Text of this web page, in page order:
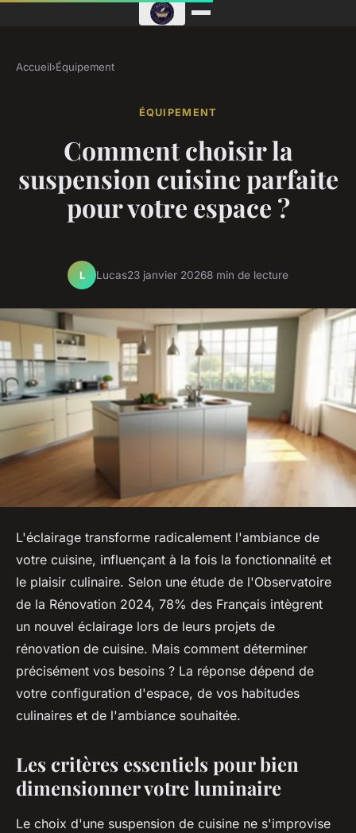
Accueil›Équipement
ÉQUIPEMENT
Comment choisir la
suspension cuisine parfaite
pour votre espace ?
L Lucas23 janvier 20268 min de lecture
L'éclairage transforme radicalement l'ambiance de
votre cuisine, influençant à la fois la fonctionnalité et
le plaisir culinaire. Selon une étude de l'Observatoire
de la Rénovation 2024, 78% des Français intègrent
un nouvel éclairage lors de leurs projets de
rénovation de cuisine. Mais comment déterminer
précisément vos besoins ? La réponse dépend de
votre configuration d'espace, de vos habitudes
culinaires et de l'ambiance souhaitée.
Les critères essentiels pour bien
dimensionner votre luminaire
Le choix d'une suspension de cuisine ne s'improvise